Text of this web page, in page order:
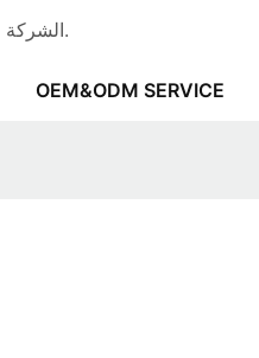
آلة Xingke - الشركة المصنعة لآلة التعبئة التلقائية المهنية مع خبرة إنتاج 15+ سنة.
OEM&ODM SERVICE